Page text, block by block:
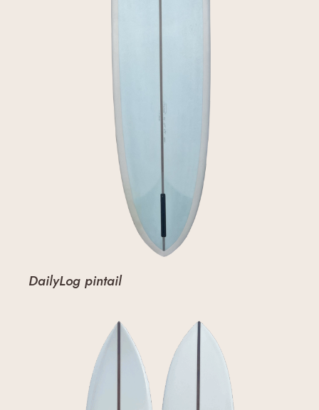
DailyLog pintail